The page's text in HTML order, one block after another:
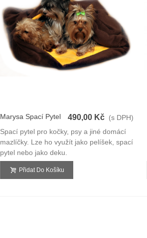
Marysa Spací Pytel
490,00 Kč (s DPH)
Spací pytel pro kočky, psy a jiné domácí
mazlíčky. Lze ho využít jako pelíšek, spací
pytel nebo jako deku.
Přidat Do Košíku